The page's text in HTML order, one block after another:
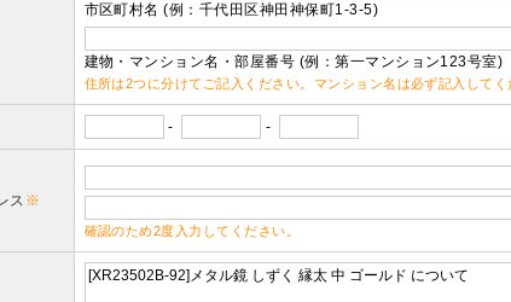
市区町村名 (例：千代田区神田神保町1-3-5)
建物・マンション名・部屋番号 (例：第一マンション123号室)
住所は2つに分けてご記入ください。マンション名は必ず記入してく
- -
ス ※
確認のため2度入力してください。